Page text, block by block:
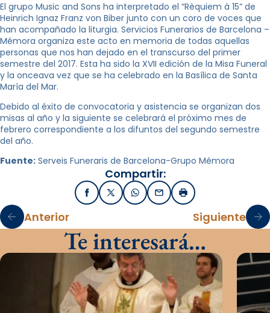
El grupo Music and Sons ha interpretado el “Rèquiem à 15” de
Heinrich Ignaz Franz von Biber junto con un coro de voces que
han acompañado la liturgia. Servicios Funerarios de Barcelona –
Mémora organiza este acto en memoria de todas aquellas
personas que nos han dejado en el transcurso del primer
semestre del 2017. Esta ha sido la XVII edición de la Misa Funeral
y la onceava vez que se ha celebrado en la Basílica de Santa
María del Mar.
Debido al éxito de convocatoria y asistencia se organizan dos
misas al año y la siguiente se celebrará el próximo mes de
febrero correspondiente a los difuntos del segundo semestre
del año.
Fuente: Serveis Funeraris de Barcelona-Grupo Mémora
Compartir:
FacebookX / TwitterWhatsApp
EmailImprimir
Anterior Siguiente
Te interesará…